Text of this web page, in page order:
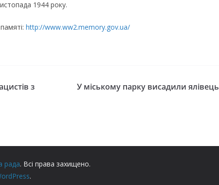
1944 року.
http://www.ww2.memory.gov.ua/
з
У міському парку висадили ялівець
рада. Всі права захищено.
.